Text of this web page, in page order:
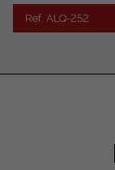
Ref. ALQ-252